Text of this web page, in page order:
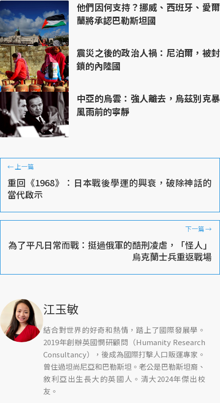
他們因何支持？挪威、西班牙、愛爾
蘭將承認巴勒斯坦國
震災之後的政治人禍：尼泊爾，被封
鎖的內陸國
中亞的烏雲：強人離去，烏茲別克暴
風雨前的寧靜
←上一篇
重回《1968》：日本戰後學運的興衰，破除神話的
當代啟示
下一篇→
為了平凡日常而戰：挺過俄軍的酷刑凌虐，「怪人」
烏克蘭士兵重返戰場
江玉敏
結合對世界的好奇和熱情，踏上了國際發展學。
2019年創辦英國憫研顧問（Humanity Research
Consultancy），後成為國際打擊人口販運專家。
曾住過坦尚尼亞和巴勒斯坦。老公是巴勒斯坦裔、
敘利亞出生長大的英國人。清大2024年傑出校
友。